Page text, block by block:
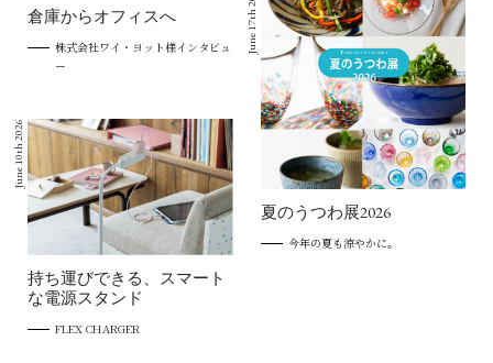
倉庫からオフィスへ
株式会社ワイ・ヨット様インタビュ
ー
June 17th 2026
夏のうつわ展2026
今年の夏も涼やかに。
June 10th 2026
持ち運びできる、スマート
な電源スタンド
FLEX CHARGER